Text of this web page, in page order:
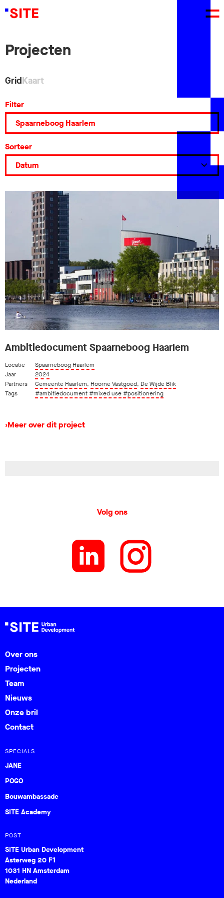
Projecten
GridKaart
Filter
Sorteer
Ambitiedocument Spaarneboog Haarlem
Locatie
Spaarneboog Haarlem
Jaar
2024
Partners
Gemeente Haarlem, Hoorne Vastgoed, De Wijde Blik
Tags
#ambitiedocument#mixed use#positionering
›Meer over dit project
Volg ons
Over ons
Projecten
Team
Nieuws
Onze bril
Contact
SPECIALS
JANE
POGO
Bouwambassade
SITE Academy
POST
SITE Urban Development
Asterweg 20 F1
1031 HN Amsterdam
Nederland